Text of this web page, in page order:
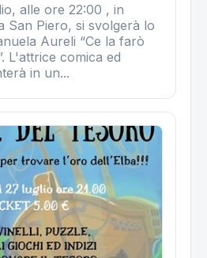
alle ore 22:00 , in
San Piero, si svolgerà lo
Aureli “Ce la farò
L'attrice comica ed
in un...